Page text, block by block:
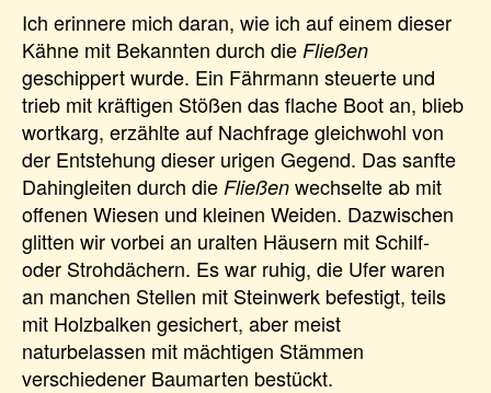
Ich erinnere mich daran, wie ich auf einem dieser
Kähne mit Bekannten durch die Fließen
geschippert wurde. Ein Fährmann steuerte und
trieb mit kräftigen Stößen das flache Boot an, blieb
wortkarg, erzählte auf Nachfrage gleichwohl von
der Entstehung dieser urigen Gegend. Das sanfte
Dahingleiten durch die Fließen wechselte ab mit
offenen Wiesen und kleinen Weiden. Dazwischen
glitten wir vorbei an uralten Häusern mit Schilf-
oder Strohdächern. Es war ruhig, die Ufer waren
an manchen Stellen mit Steinwerk befestigt, teils
mit Holzbalken gesichert, aber meist
naturbelassen mit mächtigen Stämmen
verschiedener Baumarten bestückt.